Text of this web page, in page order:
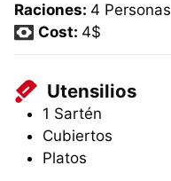
Raciones: 4 Personas
Cost: 4$
Utensilios
1 Sartén
Cubiertos
Platos